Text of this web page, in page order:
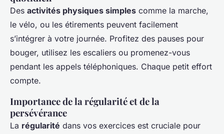
Des activités physiques simples comme la marche,
le vélo, ou les étirements peuvent facilement
s’intégrer à votre journée. Profitez des pauses pour
bouger, utilisez les escaliers ou promenez-vous
pendant les appels téléphoniques. Chaque petit effort
compte.
Importance de la régularité et de la
persévérance
La régularité dans vos exercices est cruciale pour